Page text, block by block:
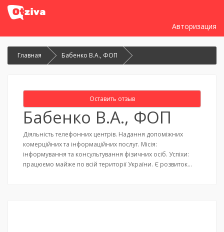
Авторизация
Главная Бабенко В.А., ФОП
Оставить отзыв
Бабенко В.А., ФОП
Діяльність телефонних центрів. Надання допоміжних
комерційних та інформаційних послуг. Місія:
інформування та консультування фізичних осіб. Успіхи:
працюємо майже по всій території України. Є розвиток…